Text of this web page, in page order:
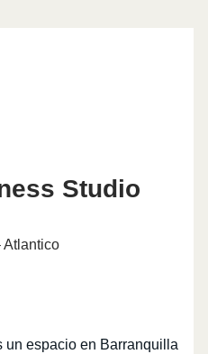
Studio
Atlantico
un espacio en Barranquilla